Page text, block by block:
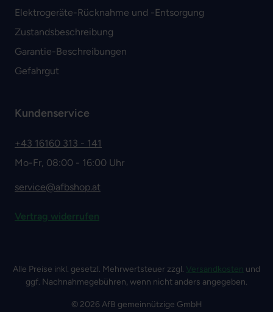
Elektrogeräte-Rücknahme und -Entsorgung
Zustandsbeschreibung
Garantie-Beschreibungen
Gefahrgut
Kundenservice
+43 16160 313 - 141
Mo-Fr, 08:00 - 16:00 Uhr
service@afbshop.at
Vertrag widerrufen
Alle Preise inkl. gesetzl. Mehrwertsteuer zzgl. Versandkosten und
ggf. Nachnahmegebühren, wenn nicht anders angegeben.
© 2026 AfB gemeinnützige GmbH